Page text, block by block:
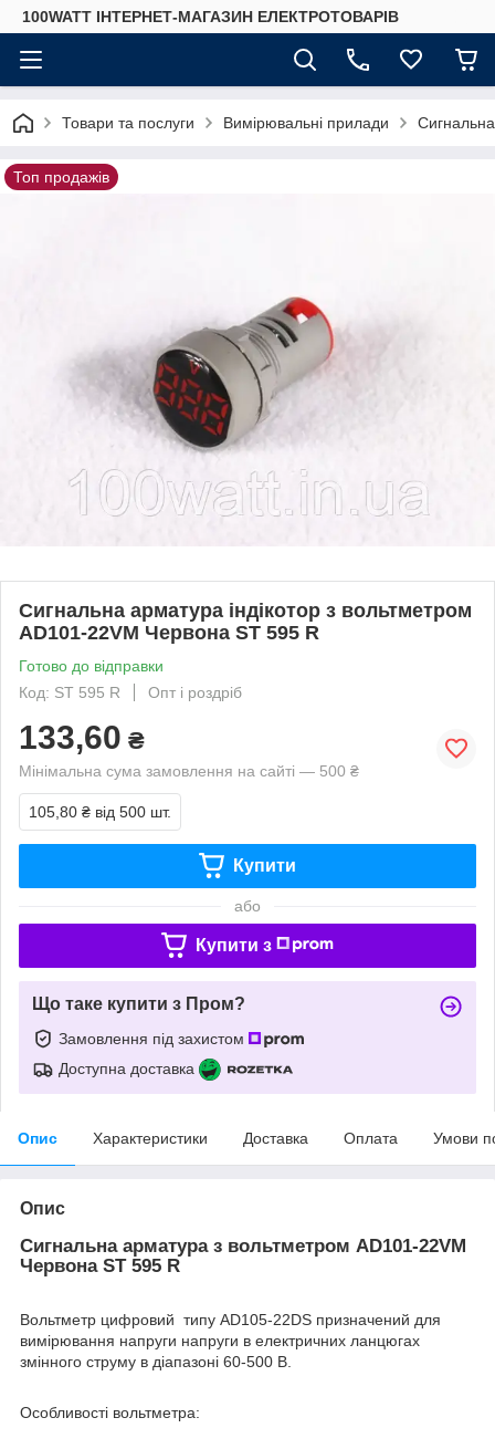
100WATT ІНТЕРНЕТ-МАГАЗИН ЕЛЕКТРОТОВАРІВ
Товари та послуги Вимірювальні прилади
Топ продажів
Сигнальна арматура індікотор з вольтметром
AD101-22VM Червона ST 595 R
Готово до відправки
Код: ST 595 R
Опт і роздріб
133,60 ₴
Мінімальна сума замовлення на сайті — 500 ₴
105,80 ₴ від 500 шт.
Купити
або
Купити з
Що таке купити з Пром?
Замовлення під захистом
Доступна доставка
Опис Характеристики Доставка Оплата Умови
Опис
Сигнальна арматура з вольтметром AD101-22VM
Червона ST 595 R
Вольтметр цифровий типу AD105-22DS призначений для
вимірювання напруги напруги в електричних ланцюгах
змінного струму в діапазоні 60-500 В.
Особливості вольтметра: